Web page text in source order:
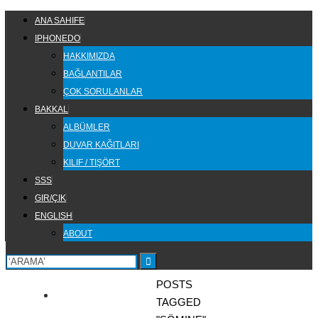
Skip
SKIP
CONTENT
ANA SAHIFE
IPHONEDO
HAKKIMIZDA
BAĞLANTILAR
ÇOK SORULANLAR
BAKKAL
ALBÜMLER
DUVAR KAĞITLARI
KILIF / TIŞÖRT
SSS
GIR/ÇIK
ENGLISH
ABOUT
HOME
POSTS
TAGGED